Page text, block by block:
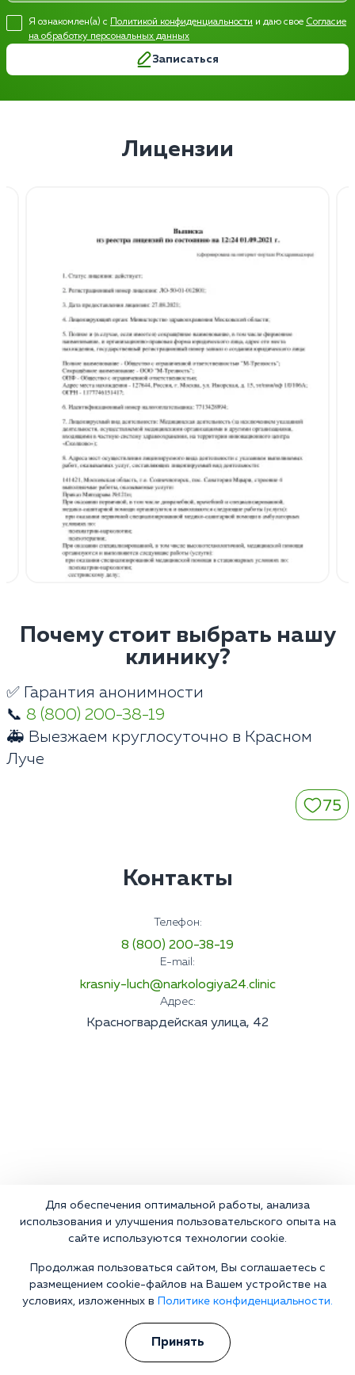
Я ознакомлен(а) с Политикой конфиденциальности и даю свое Согласие
на обработку персональных данных
Записаться
Лицензии
Почему стоит выбрать нашу
клинику?
✅ Гарантия анонимности
📞 8 (800) 200-38-19
🚑 Выезжаем круглосуточно в Красном
Луче
75
Контакты
Телефон:
8 (800) 200-38-19
E-mail:
krasniy-luch@narkologiya24.clinic
Адрес:
Красногвардейская улица, 42
Для обеспечения оптимальной работы, анализа
использования и улучшения пользовательского опыта на
сайте используются технологии cookie.
Продолжая пользоваться сайтом, Вы соглашаетесь с
размещением cookie-файлов на Вашем устройстве на
условиях, изложенных в
Политике конфиденциальности.
Принять